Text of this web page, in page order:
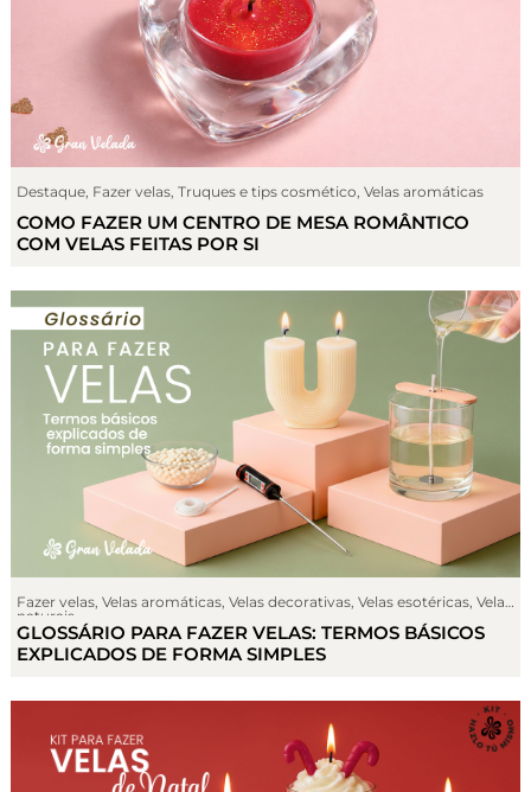
Destaque, Fazer velas, Truques e tips cosmético, Velas aromáticas
COMO FAZER UM CENTRO DE MESA ROMÂNTICO
COM VELAS FEITAS POR SI
Fazer velas, Velas aromáticas, Velas decorativas, Velas esotéricas, Velas
naturais
GLOSSÁRIO PARA FAZER VELAS: TERMOS BÁSICOS
EXPLICADOS DE FORMA SIMPLES